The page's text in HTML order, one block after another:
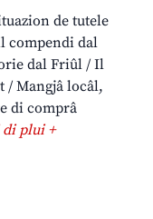
de tutele
compendi dal
dal Friûl / Il
/ Mangjâ locâl,
di comprâ
plui +